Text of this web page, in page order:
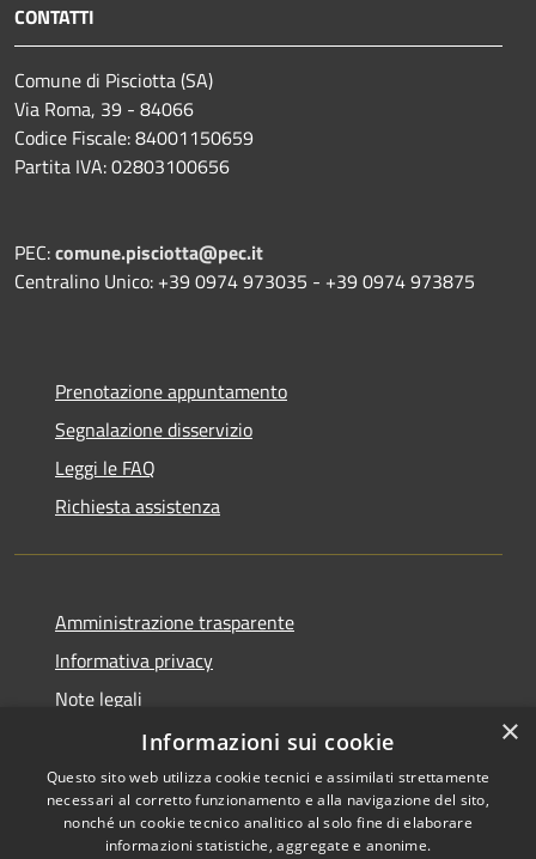
CONTATTI
Comune di Pisciotta (SA)
Via Roma, 39 - 84066
Codice Fiscale: 84001150659
Partita IVA: 02803100656
PEC:comune.pisciotta@pec.it
Centralino Unico: +39 0974 973035 - +39 0974 973875
Prenotazione appuntamento
Segnalazione disservizio
Leggi le FAQ
Richiesta assistenza
Amministrazione trasparente
Informativa privacy
Note legali
Dichiarazione di accessibilità
×
Informazioni sui cookie
Questo sito web utilizza cookie tecnici e assimilati strettamente
necessari al corretto funzionamento e alla navigazione del sito,
nonché un cookie tecnico analitico al solo fine di elaborare
informazioni statistiche, aggregate e anonime.